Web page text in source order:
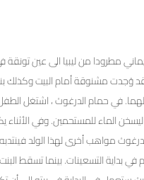
مطرودا من ليبيا الى عين
وُجدت مشنوقة أمام البيت وكذلك
لهما. في حمام الدرغوث ، اشتغل
الماء للمستحمين. وفي
مواهب أخرى لهذا الولد
في بداية التسعينات. بينما تسقط